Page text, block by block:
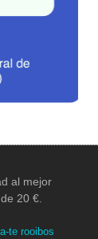
al mejor
20 €.
te rooibos